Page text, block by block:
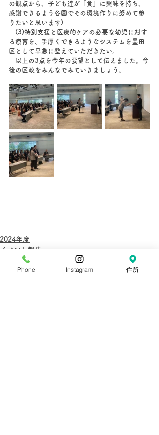
の観点から、子ども達が「食」に興味を持ち、
感謝できるよう各園でその環境作りに努めて参
りたいと思います)
(3)特別支援と医療的ケアの必要な幼児に対す
る療育を、手厚くできるようなシステムを墨田
区として早急に整えていただきたい。
以上の3点を今年の要望として伝えました。今
後の区政をみんなでみていきましょう。
2024年度
イベント報告
すべて表示
Phone Instagram 住所